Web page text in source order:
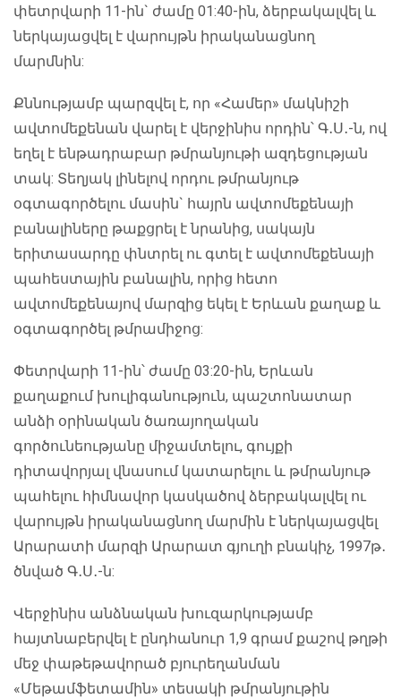
փետրվարի 11-ին` ժամը 01:40-ին, ձերբակալվել և
ներկայացվել է վարույթն իրականացնող
մարմնին:
Քննությամբ պարզվել է, որ «Համեր» մակնիշի
ավտոմեքենան վարել է վերջինիս որդին՝ Գ․Ս․-ն, ով
եղել է ենթադրաբար թմրանյութի ազդեցության
տակ: Տեղյակ լինելով որդու թմրանյութ
օգտագործելու մասին` հայրն ավտոմեքենայի
բանալիները թաքցրել է նրանից, սակայն
երիտասարդը փնտրել ու գտել է ավտոմեքենայի
պահեստային բանալին, որից հետո
ավտոմեքենայով մարզից եկել է Երևան քաղաք և
օգտագործել թմրամիջոց:
Փետրվարի 11-ին՝ ժամը 03:20-ին, Երևան
քաղաքում խուլիգանություն, պաշտոնատար
անձի օրինական ծառայողական
գործունեությանը միջամտելու, գույքի
դիտավորյալ վնասում կատարելու և թմրանյութ
պահելու հիմնավոր կասկածով ձերբակալվել ու
վարույթն իրականացնող մարմին է ներկայացվել
Արարատի մարզի Արարատ գյուղի բնակիչ, 1997թ․
ծնված Գ․Ս․-ն:
Վերջինիս անձնական խուզարկությամբ
հայտնաբերվել է ընդհանուր 1,9 գրամ քաշով թղթի
մեջ փաթեթավորած բյուրեղանման
«Մեթամֆետամին» տեսակի թմրանյութին